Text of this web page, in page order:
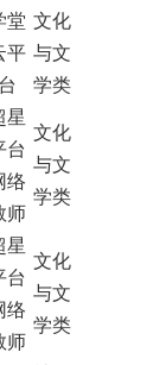
堂
平
台
文化
与文
学类
星
台
络
师
文化
与文
学类
星
台
络
师
文化
与文
学类